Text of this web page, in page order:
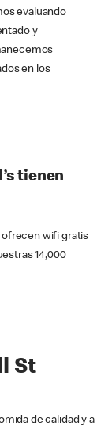
evaluando
y
en los
tienen
ofrecen wifi gratis
14,000
St
de calidad y a